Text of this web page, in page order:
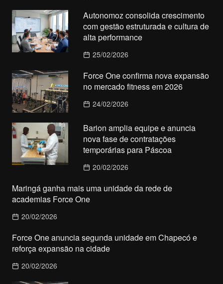
Autonomoz consolida crescimento
com gestão estruturada e cultura de
alta performance
25/02/2026
Force One confirma nova expansão
no mercado fitness em 2026
24/02/2026
Barion amplia equipe e anuncia
nova fase de contratações
temporárias para Páscoa
20/02/2026
Maringá ganha mais uma unidade da rede de
academias Force One
20/02/2026
Force One anuncia segunda unidade em Chapecó e
reforça expansão na cidade
20/02/2026